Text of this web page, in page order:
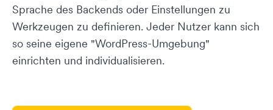
Sprache des Backends oder Einstellungen zu
Werkzeugen zu definieren. Jeder Nutzer kann sich
so seine eigene "WordPress-Umgebung"
einrichten und individualisieren.